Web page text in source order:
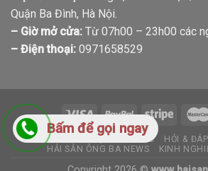
Quận Ba Đình, Hà Nội.
– Giờ mở cửa: Từ 07h00 – 23h00 các
– Điện thoại: 0971658529
TIN TỨC HỎI & ĐÁP
HẢI SẢN ÔNG BA NEWS
KINH
Bấm để gọi ngay